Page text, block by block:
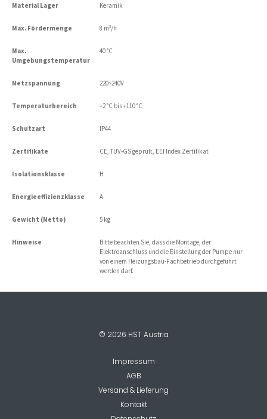
Material Lager Keramik
Max. Fördermenge 8 m³/h
Max.
Umgebungstemperatur
40 °C
Netzspannung 220~240V
Temperaturbereich +2 °C bis +110 °C
Schutzart IP44
Zertifikate CE, TÜV-GS geprüft, EEI Index Zertifikat
Isolationsklasse H
Energieeffizienzklasse A
Gewicht (Netto) 5 kg
Hinweise
Bitte beachten Sie, dass die Montage, der
Elektroanschluss und die Einstellung der Pumpe nur
von einem Heizungsbau-Fachbetrieb durchgeführt
werden darf.
© 2026 HST Austria
Impressum
AGB
Versand & Lieferung
Kontakt